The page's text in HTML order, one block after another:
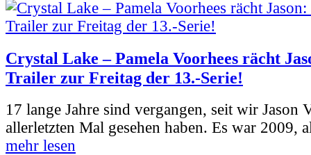
Crystal Lake – Pamela Voorhees rächt
Trailer zur Freitag der 13.-Serie!
17 lange Jahre sind vergangen, seit wir Jason
allerletzten Mal gesehen haben. Es war 2009,
mehr lesen